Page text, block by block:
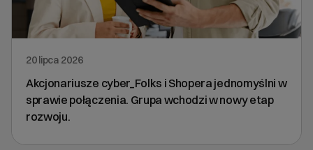
20 lipca 2026
Akcjonariusze cyber_Folks i Shopera jednomyślni w
sprawie połączenia. Grupa wchodzi w nowy etap
rozwoju.